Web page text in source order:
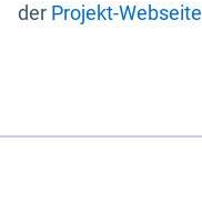
der Projekt-Webseite